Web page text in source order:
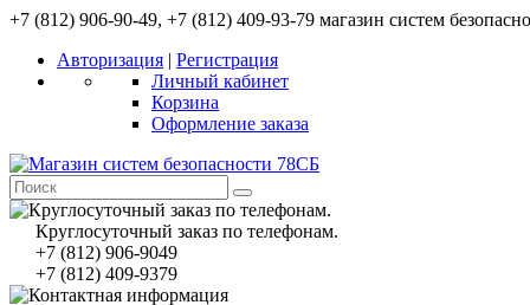
+7 (812) 906-90-49, +7 (812) 409-93-79 магазин систем
Авторизация | Регистрация
Личный кабинет
Корзина
Оформление заказа
Круглосуточный заказ по телефонам.
+7 (812) 906-9049
+7 (812) 409-9379